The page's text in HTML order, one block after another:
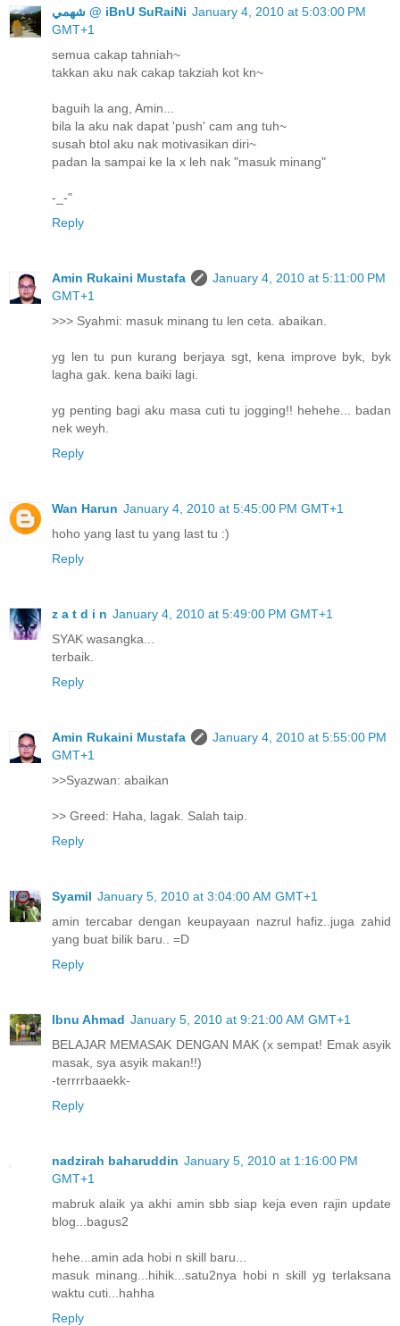
ﺷﻬﻤﻲ @ iBnU SuRaiNi January 4, 2010 at 5:03:00 PM
GMT+1
semua cakap tahniah~
takkan aku nak cakap takziah kot kn~
baguih la ang, Amin...
bila la aku nak dapat 'push' cam ang tuh~
susah btol aku nak motivasikan diri~
padan la sampai ke la x leh nak "masuk minang"
-_-"
Reply
Amin Rukaini Mustafa
January 4, 2010 at 5:11:00 PM
GMT+1
>>> Syahmi: masuk minang tu len ceta. abaikan.
yg len tu pun kurang berjaya sgt, kena improve byk, byk
lagha gak. kena baiki lagi.
yg penting bagi aku masa cuti tu jogging!! hehehe... badan
nek weyh.
Reply
Wan Harun January 4, 2010 at 5:45:00 PM GMT+1
hoho yang last tu yang last tu :)
Reply
z a t d i n January 4, 2010 at 5:49:00 PM GMT+1
SYAK wasangka...
terbaik.
Reply
Amin Rukaini Mustafa
January 4, 2010 at 5:55:00 PM
GMT+1
>>Syazwan: abaikan
>> Greed: Haha, lagak. Salah taip.
Reply
Syamil January 5, 2010 at 3:04:00 AM GMT+1
amin tercabar dengan keupayaan nazrul hafiz..juga zahid
yang buat bilik baru.. =D
Reply
Ibnu Ahmad January 5, 2010 at 9:21:00 AM GMT+1
BELAJAR MEMASAK DENGAN MAK (x sempat! Emak asyik
masak, sya asyik makan!!)
-terrrrbaaekk-
Reply
nadzirah baharuddin January 5, 2010 at 1:16:00 PM
GMT+1
mabruk alaik ya akhi amin sbb siap keja even rajin update
blog...bagus2
hehe...amin ada hobi n skill baru...
masuk minang...hihik...satu2nya hobi n skill yg terlaksana
waktu cuti...hahha
Reply